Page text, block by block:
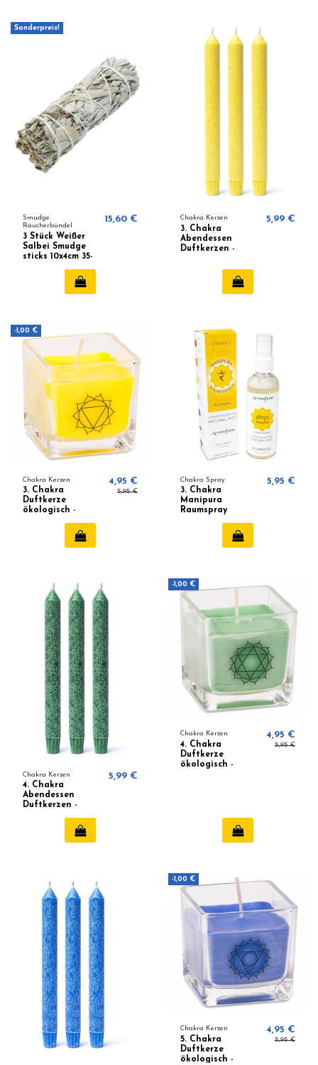
Sonderpreis!
Smudge
Räucherbündel
3 Stück Weißer
Salbei Smudge
sticks 10x4cm 35-
15,60 € Chakra Kerzen
3. Chakra
Abendessen
Duftkerzen -
5,99 €
-1,00 €
Chakra Kerzen
3. Chakra
Duftkerze
ökologisch -
4,95 €
5,95 €
Chakra Spray
3. Chakra
Manipura
Raumspray
5,95 €
Chakra Kerzen
4. Chakra
Abendessen
Duftkerzen -
5,99 €
-1,00 €
Chakra Kerzen
4. Chakra
Duftkerze
ökologisch -
4,95 €
5,95 €
-1,00 €
Chakra Kerzen
5. Chakra
Duftkerze
ökologisch -
4,95 €
5,95 €